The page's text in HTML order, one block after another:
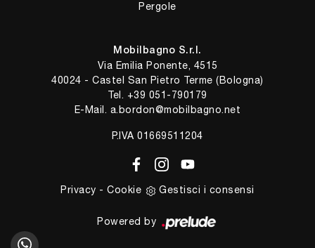
Pergole
Mobilbagno S.r.l.
Via Emilia Ponente, 4515
40024 - Castel San Pietro Terme (Bologna)
Tel. +39 051-790179
E-Mail. a.bordon@mobilbagno.net
P.IVA 01669511204
Privacy -Cookie Gestisci i consensi
Powered by